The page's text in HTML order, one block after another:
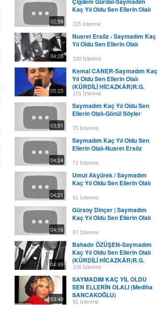
02:58
Kaç Yıl Oldu Sen Ellerin Olalı
115 İzlenme
04:26
Nusret Ersöz - Saymadım Kaç
Yıl Oldu Sen Ellerin Olalı
100 İzlenme
05:25
Kemal CANER-Saymadım Kaç
Yıl Oldu Sen Ellerin Olalı
(KÜRDİLİ HİCAZKÂR)R.G.
101 İzlenme
03:51
Saymadım Kaç Yıl Oldu Sen
Ellerin Olalı-Gönül Söyler
75 İzlenme
04:24
Saymadım Kaç Yıl Oldu Sen
Ellerin Olalı-Nusret Ersöz
71 İzlenme
04:21
Umut Akyürek / Saymadım
Kaç Yıl Oldu Sen Ellerin Olalı
81 İzlenme
04:16
Gürsoy Dinçer | Saymadım
Kaç Yıl Oldu Sen Ellerin Olalı
87 İzlenme
04:49
Bahadır ÖZÜŞEN-Saymadım
Kaç Yıl Oldu Sen Ellerin Olalı
(KÜRDİLİ HİCAZKÂR)R.G.
106 İzlenme
03:48
SAYMADIM KAÇ YIL OLDU
SEN ELLERİN OLALI (Mediha
SANCAKOĞLU)
91 İzlenme